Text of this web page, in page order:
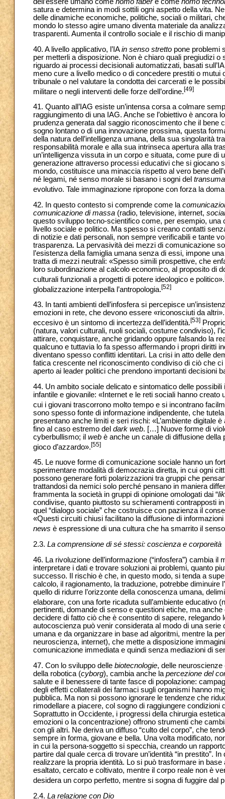
satura e determina in modi sottili ogni aspetto della vita.
delle dinamiche economiche, politiche, sociali o militari,
mondo lo stesso agire umano diventa materiale da
trasparenti. Aumenta il controllo sociale e il rischio di
40. A livello applicativo, l’IAin senso stretto pone problemi
per metterli a disposizione. Non è chiaro quali pregiudizi
riguardo ai processi decisionali automatizzati, basati
meno cure a livello medico o di concedere prestiti o mutui
tribunale o nel valutare la condotta dei carcerati e le
militare o negli interventi delle forze dell’ordine.[49]
41. Quanto all’IAG esiste un’intensa corsa a colmare
raggiungimento di una IAG. Anche se l’obiettivo è
prudenza generata dal saggio riconoscimento che il bene
sogno lontano o di una innovazione prossima, questa
della natura dell’intelligenza umana, della sua singolarità
responsabilità morale e alla sua intrinseca apertura alla
un’intelligenza vissuta in un corpo e situata, come pure
generazione attraverso processi educativi che si giocano
mondo, costituisce una minaccia rispetto al vero bene
né legami, né senso morale si basano i sogni del
evolutivo. Tale immaginazione ripropone con forza la
42. In questo contesto si comprende come la
comunicazione di massa (radio, televisione, internet,
questo sviluppo tecno-scientifico come, per esempio, una
livello sociale e politico. Ma spesso si creano contatti
di notizie e dati personali, non sempre verificabili e tante
trasparenza. La pervasività dei mezzi di comunicazione
l’esistenza della famiglia umana senza di essi, impone
tratta di mezzi neutrali: «Spesso simili prospettive, che
loro subordinazione al calcolo economico, al proposito di
culturali funzionali a progetti di potere ideologico e politico».
globalizzazione interpella l’antropologia.[52]
43. In tanti ambienti dell’infosfera si percepisce
emozioni in rete, che devono essere «riconosciuti da
eccesivo è un sintomo di incertezza dell’identità.[53]
(natura, valori culturali, ruoli sociali, costume condiviso),
attirare, conquistare, anche gridando oppure falsando la
qualcuno e tuttavia lo fa spesso affermando i propri diritti
diventano spesso conflitti identitari. La crisi in atto delle
fatica crescente nel riconoscimento condiviso di ciò che
aperto ai leader politici che prendono importanti decisioni
44. Un ambito sociale delicato e sintomatico delle
infantile e giovanile: «Internet e le reti sociali hanno
cui i giovani trascorrono molto tempo e si incontrano
sono spesso fonte di informazione indipendente, che
presentano anche limiti e seri rischi: «L’ambiente digitale
fino al caso estremo del dark web. […] Nuove forme di
cyberbullismo; il web è anche un canale di diffusione
gioco d’azzardo».[55]
45. Le nuove forme di comunicazione sociale hanno un
sperimentare modalità di democrazia diretta, in cui ogni
possono generare forti polarizzazioni tra gruppi che
trattandosi da nemici solo perché pensano in maniera
frammenta la società in gruppi di opinione omologati dai “
condivise, quanto piuttosto su schieramenti contrapposti
quel “dialogo sociale” che costruisce con pazienza il
«Questi circuiti chiusi facilitano la diffusione di
news è espressione di una cultura che ha smarrito il
2.3. La comprensione di sé stessi: coscienza e corporeità
46. La rivoluzione dell’informazione (“infosfera”) cambia
interpretare i dati e trovare soluzioni ai problemi, quanto
successo. Il rischio è che, in questo modo, si tenda a
calcolo, il ragionamento, la traduzione, potrebbe diminuire
quello di ridurre l’orizzonte della conoscenza umana,
elaborare, con una forte ricaduta sull’ambiente educativo
pertinenti, domande di senso e questioni etiche, ma
decidere di fatto ciò che è consentito di sapere,
autocoscienza può venir considerata al modo di una
umana e da organizzare in base ad algoritmi, mentre la
neuroscienza, internet), che mette a disposizione
comunicazione immediata e quindi senza mediazioni di
47. Con lo sviluppo delle biotecnologie, delle neuroscienze
della robotica (cyborg), cambia anche la percezione del
salute e il benessere di tante fasce di popolazione:
degli effetti collaterali dei farmaci sugli organismi hanno
pubblica. Ma non si possono ignorare le tendenze che
rimodellare a piacere, col sogno di raggiungere
Soprattutto in Occidente, i progressi della chirurgia
emozioni o la concentrazione) offrono strumenti che
con gli altri. Ne deriva un diffuso “culto del corpo”, che
sempre in forma, giovane e bella. Una volta modificato,
in cui la persona-soggetto si specchia, creando un
partire dal quale cerca di trovare un’identità “in prestito”.
realizzare la propria identità. Lo si può trasformare in
esaltato, cercato e coltivato, mentre il corpo reale non è
desidera un corpo perfetto, mentre si sogna di fuggire dal
2.4. La relazione con Dio